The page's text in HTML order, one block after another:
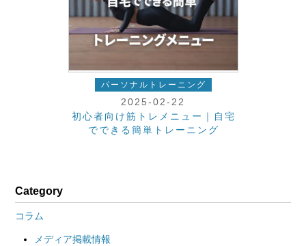
パーソナルトレーニング
2025-02-22
初心者向け筋トレメニュー｜自宅
でできる簡単トレーニング
Category
コラム
メディア掲載情報